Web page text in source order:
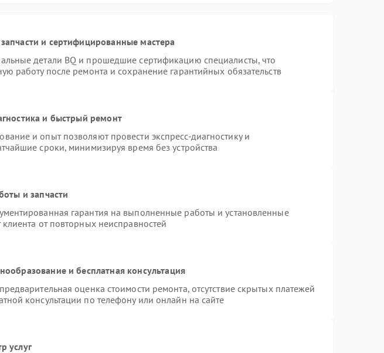
и сертифицированные мастера
детали BQ и прошедшие сертификацию специалисты, что
работу после ремонта и сохранение гарантийных обязательств
и быстрый ремонт
и опыт позволяют провести экспресс-диагностику и
сроки, минимизируя время без устройства
и запчасти
гарантия на выполненные работы и установленные
от повторных неисправностей
и бесплатная консультация
оценка стоимости ремонта, отсутствие скрытых платежей
консультации по телефону или онлайн на сайте
услуг